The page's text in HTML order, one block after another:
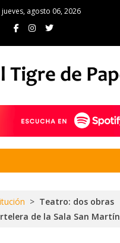
jueves, agosto 06, 2026
> Teatro: dos obras
de la Sala San Martín